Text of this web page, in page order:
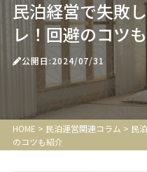
民泊経営で失敗
レ！回避のコツ
公開日:2024/07/31
HOME > 民泊運営関連コラム > 民
のコツも紹介